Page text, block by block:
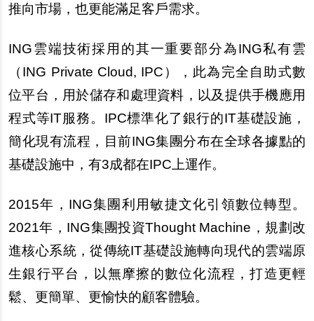
推向市場，也更能滿足客戶需求。
ING雲端技術採用的其一重要部分為ING私有雲
（ING Private Cloud, IPC），此為完全自助式數
位平台，用於儲存和處理資料，以及提供手機應用
程式等IT服務。IPC標準化了銀行的IT基礎設施，
簡化現有流程，目前ING集團分布在全球各據點的
基礎設施中，有3成都在IPC上運作。
2015年，ING集團利用敏捷文化引領數位轉型。
2021年，ING集團投資Thought Machine，規劃改
進核心系統，從傳統IT基礎設施轉向現代的雲端原
生銀行平台，以無摩擦的數位化流程，打造更輕
鬆、更簡單、更愉快的顧客體驗。